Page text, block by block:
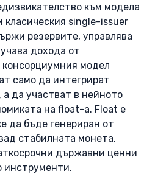
към модела
класическия single-issuer
резервите, управлява
дохода от
модел
само да интегрират
да участват в нейното
на float-а. Float е
да бъде генериран от
стабилната монета,
държавни ценни
инструменти.